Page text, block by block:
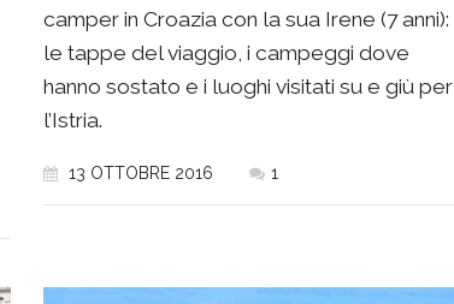
camper in Croazia con la sua Irene (7 anni):
le tappe del viaggio, i campeggi dove
hanno sostato e i luoghi visitati su e giù per
l’Istria.
13 OTTOBRE 2016 1